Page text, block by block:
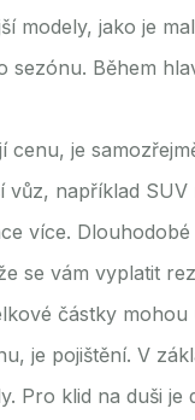
modely, jako je
sezónu. Během
je
například
více.
se vám vyplatit
částky
je pojištění. V
Pro klid na duši